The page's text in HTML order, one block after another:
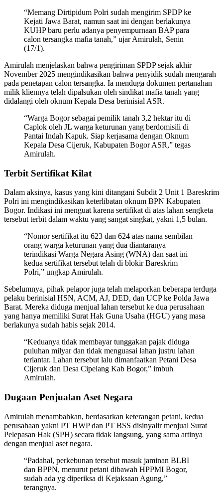
“Memang Dirtipidum Polri sudah mengirim SPDP ke
Kejati Jawa Barat, namun saat ini dengan berlakunya
KUHP baru perlu adanya penyempurnaan BAP para
calon tersangka mafia tanah,” ujar Amirulah, Senin
(17/1).
Amirulah menjelaskan bahwa pengiriman SPDP sejak akhir
November 2025 mengindikasikan bahwa penyidik sudah mengarah
pada penetapan calon tersangka. Ia menduga dokumen pertanahan
milik kliennya telah dipalsukan oleh sindikat mafia tanah yang
didalangi oleh oknum Kepala Desa berinisial ASR.
“Warga Bogor sebagai pemilik tanah 3,2 hektar itu di
Caplok oleh JL warga keturunan yang berdomisili di
Pantai Indah Kapuk. Siap kerjasama dengan Oknum
Kepala Desa Cijeruk, Kabupaten Bogor ASR,” tegas
Amirulah.
Terbit Sertifikat Kilat
Dalam aksinya, kasus yang kini ditangani Subdit 2 Unit 1 Bareskrim
Polri ini mengindikasikan keterlibatan oknum BPN Kabupaten
Bogor. Indikasi ini menguat karena sertifikat di atas lahan sengketa
tersebut terbit dalam waktu yang sangat singkat, yakni 1,5 bulan.
“Nomor sertifikat itu 623 dan 624 atas nama sembilan
orang warga keturunan yang dua diantaranya
terindikasi Warga Negara Asing (WNA) dan saat ini
kedua sertifikat tersebut telah di blokir Bareskrim
Polri,” ungkap Amirulah.
Sebelumnya, pihak pelapor juga telah melaporkan beberapa terduga
pelaku berinisial HSN, ACM, AJ, DED, dan UCP ke Polda Jawa
Barat. Mereka diduga menjual lahan tersebut ke dua perusahaan
yang hanya memiliki Surat Hak Guna Usaha (HGU) yang masa
berlakunya sudah habis sejak 2014.
“Keduanya tidak membayar tunggakan pajak diduga
puluhan milyar dan tidak menguasai lahan justru lahan
terlantar. Lahan tersebut lalu dimanfaatkan Petani Desa
Cijeruk dan Desa Cipelang Kab Bogor,” imbuh
Amirulah.
Dugaan Penjualan Aset Negara
Amirulah menambahkan, berdasarkan keterangan petani, kedua
perusahaan yakni PT HWP dan PT BSS disinyalir menjual Surat
Pelepasan Hak (SPH) secara tidak langsung, yang sama artinya
dengan menjual aset negara.
“Padahal, perkebunan tersebut masuk jaminan BLBI
dan BPPN, menurut petani dibawah HPPMI Bogor,
sudah ada yg diperiksa di Kejaksaan Agung,”
terangnya.